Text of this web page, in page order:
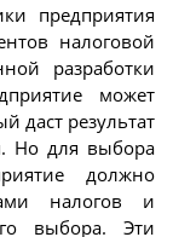
предприятия
налоговой
разработки
может
даст результат
Но для выбора
должно
налогов и
выбора. Эти